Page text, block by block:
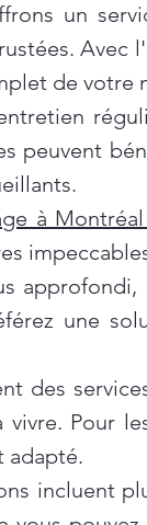
un
Avec
de votre
peuvent
à
une
des
vivre. Pour
adapté.
incluent